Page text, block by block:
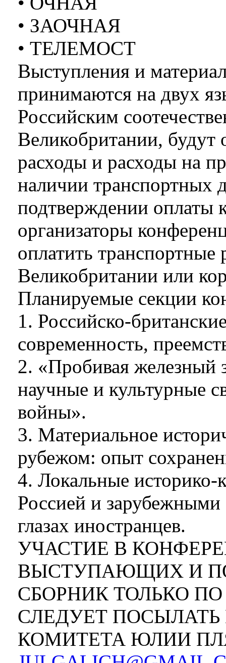
• ЗАОЧНАЯ
• ТЕЛЕМОСТ
Выступления и
принимаются на двух
Российским
Великобритании, будут
расходы и расходы на
наличии транспортных
подтверждении
организаторы
оплатить транспортные
Великобритании или
Планируемые секции
1. Российско-
современность,
2. «Пробивая железный
научные и культурные
войны».
3. Материальное
рубежом: опыт
4. Локальные историко-
Россией и зарубежными
глазах иностранцев.
УЧАСТИЕ В
ВЫСТУПАЮЩИХ И
СБОРНИК ТОЛЬКО
СЛЕДУЕТ
КОМИТЕТА ЮЛИИ